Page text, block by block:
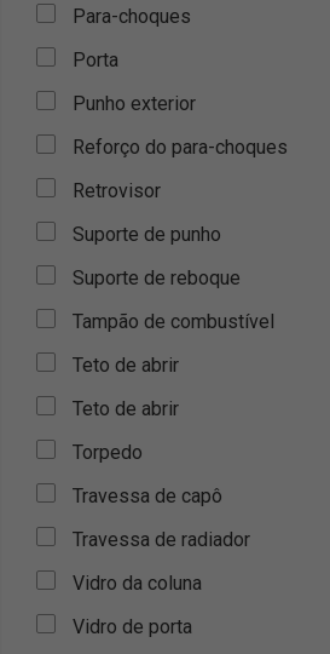
Para-choques
Porta
Punho exterior
Reforço do para-choques
Retrovisor
Suporte de punho
Suporte de reboque
Tampão de combustível
Teto de abrir
Teto de abrir
Torpedo
Travessa de capô
Travessa de radiador
Vidro da coluna
Vidro de porta